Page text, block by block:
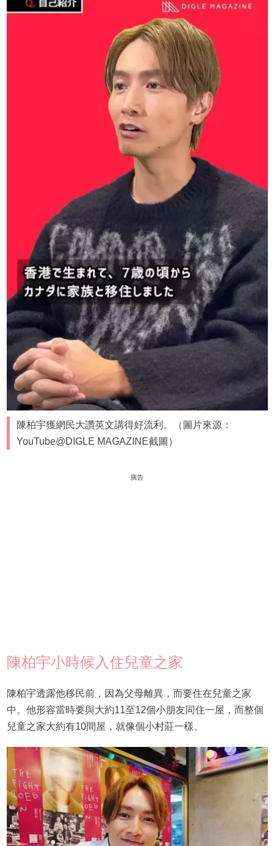
陳柏宇獲網民大讚英文講得好流利。（圖片來源：
YouTube@DIGLE MAGAZINE截圖）
廣告
陳柏宇小時候入住兒童之家
陳柏宇透露他移民前，因為父母離異，而要住在兒童之家
中。他形容當時要與大約11至12個小朋友同住一屋，而整個
兒童之家大約有10間屋，就像個小村莊一樣。